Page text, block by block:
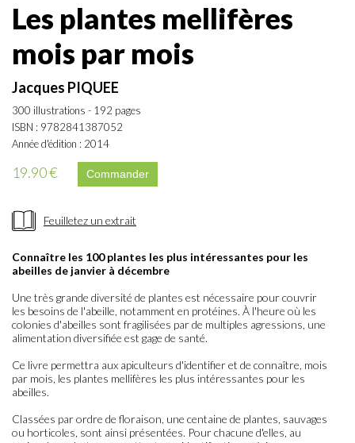
Les plantes mellifères
mois par mois
Jacques PIQUEE
300 illustrations - 192 pages
ISBN : 9782841387052
Année d'édition : 2014
19.90 €
Feuilletez un extrait
Connaître les 100 plantes les plus intéressantes pour les
abeilles de janvier à décembre
Une très grande diversité de plantes est nécessaire pour couvrir
les besoins de l'abeille, notamment en protéines. À l'heure où les
colonies d'abeilles sont fragilisées par de multiples agressions, une
alimentation diversifiée est gage de santé.
Ce livre permettra aux apiculteurs d'identifier et de connaître, mois
par mois, les plantes mellifères les plus intéressantes pour les
abeilles.
Classées par ordre de floraison, une centaine de plantes, sauvages
ou horticoles, sont ainsi présentées. Pour chacune d'elles, au